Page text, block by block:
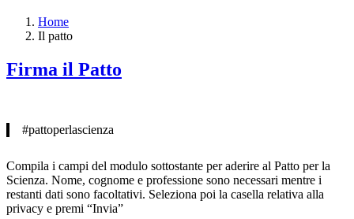
Home
Il patto
Firma il Patto
#pattoperlascienza
Compila i campi del modulo sottostante per aderire al Patto per la
Scienza. Nome, cognome e professione sono necessari mentre i
restanti dati sono facoltativi. Seleziona poi la casella relativa alla
privacy e premi “Invia”